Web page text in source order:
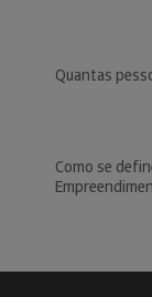
Quantas
Como se